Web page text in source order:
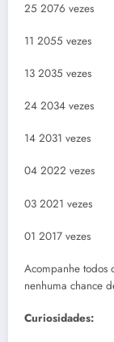
25 2076 vezes
11 2055 vezes
13 2035 vezes
24 2034 vezes
14 2031 vezes
04 2022 vezes
03 2021 vezes
01 2017 vezes
Acompanhe todos
nenhuma chance
Curiosidades: